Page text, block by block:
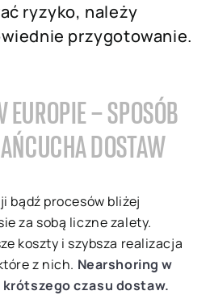
ryzyko, należy
przygotowanie.
EUROPIE – SPOSÓB
DOSTAW
bądź procesów bliżej
za sobą liczne zalety.
koszty i szybsza realizacja
z nich. Nearshoring w
czasu dostaw.